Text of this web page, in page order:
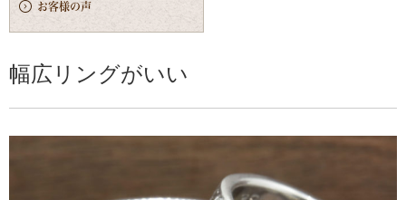
お客様の声
幅広リングがいい